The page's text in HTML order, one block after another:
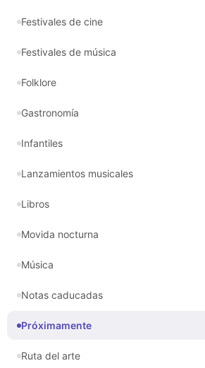
Festivales de cine
Festivales de música
Folklore
Gastronomía
Infantiles
Lanzamientos musicales
Libros
Movida nocturna
Música
Notas caducadas
Próximamente
Ruta del arte